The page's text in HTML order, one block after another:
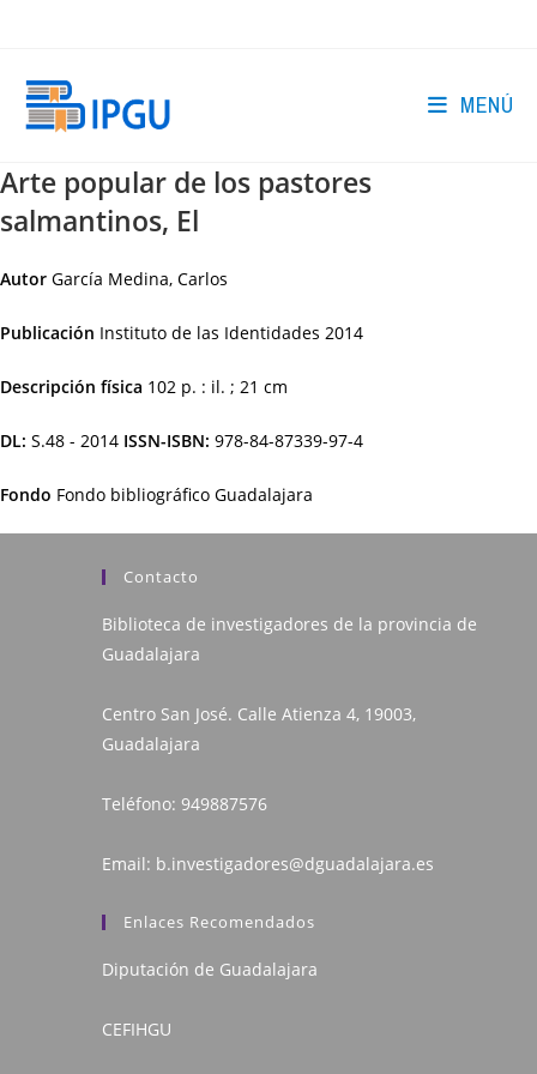
MENÚ
Arte popular de los pastores
salmantinos, El
Autor García Medina, Carlos
Publicación Instituto de las Identidades 2014
Descripción física 102 p. : il. ; 21 cm
DL: S.48 - 2014 ISSN-ISBN: 978-84-87339-97-4
Fondo Fondo bibliográfico Guadalajara
Contacto
Biblioteca de investigadores de la provincia de
Guadalajara
Centro San José. Calle Atienza 4, 19003,
Guadalajara
Teléfono: 949887576
Email: b.investigadores@dguadalajara.es
Enlaces Recomendados
Diputación de Guadalajara
CEFIHGU